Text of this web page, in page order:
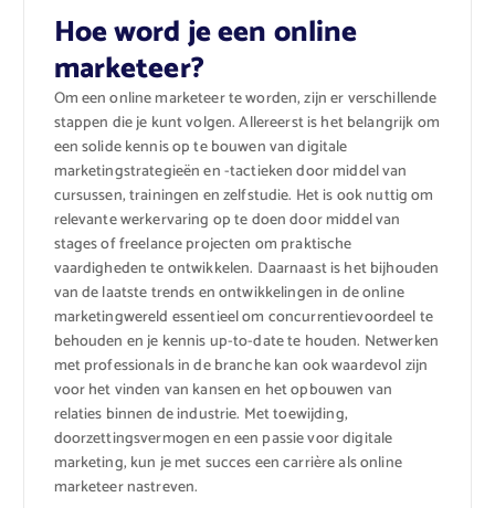
Hoe word je een online
marketeer?
Om een online marketeer te worden, zijn er verschillende
stappen die je kunt volgen. Allereerst is het belangrijk om
een solide kennis op te bouwen van digitale
marketingstrategieën en -tactieken door middel van
cursussen, trainingen en zelfstudie. Het is ook nuttig om
relevante werkervaring op te doen door middel van
stages of freelance projecten om praktische
vaardigheden te ontwikkelen. Daarnaast is het bijhouden
van de laatste trends en ontwikkelingen in de online
marketingwereld essentieel om concurrentievoordeel te
behouden en je kennis up-to-date te houden. Netwerken
met professionals in de branche kan ook waardevol zijn
voor het vinden van kansen en het opbouwen van
relaties binnen de industrie. Met toewijding,
doorzettingsvermogen en een passie voor digitale
marketing, kun je met succes een carrière als online
marketeer nastreven.